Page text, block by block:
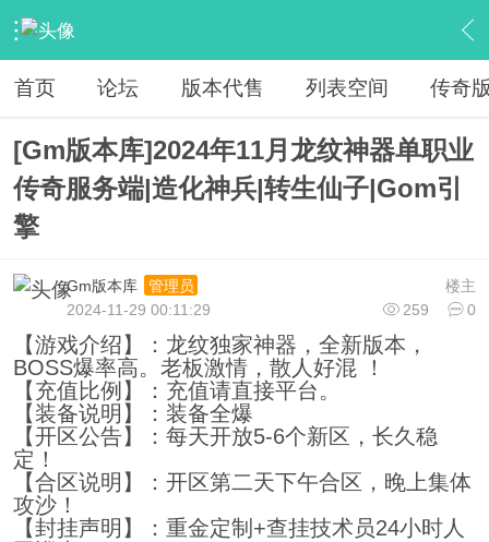
› 传奇私服专区 › 传奇商业版本免费下载 › 内容
首页 论坛 版本代售 列表空间 传奇
[Gm版本库]2024年11月龙纹神器单职业
传奇服务端|造化神兵|转生仙子|Gom引
擎
楼主
Gm版本库
管理员
259
0
2024-11-29 00:11:29
【游戏介绍】：龙纹独家神器，全新版本，
BOSS爆率高。老板激情，散人好混 ！
【充值比例】：充值请直接平台。
【装备说明】：装备全爆
【开区公告】：每天开放5-6个新区，长久稳
定！
【合区说明】：开区第二天下午合区，晚上集体
攻沙！
【封挂声明】：重金定制+查挂技术员24小时人